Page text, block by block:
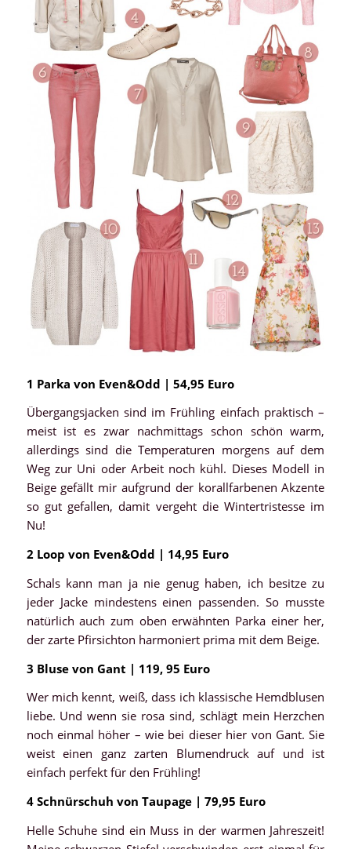
1 Parka von Even&Odd | 54,95 Euro
Übergangsjacken sind im Frühling einfach praktisch –
meist ist es zwar nachmittags schon schön warm,
allerdings sind die Temperaturen morgens auf dem
Weg zur Uni oder Arbeit noch kühl. Dieses Modell in
Beige gefällt mir aufgrund der korallfarbenen Akzente
so gut gefallen, damit vergeht die Wintertristesse im
Nu!
2 Loop von Even&Odd | 14,95 Euro
Schals kann man ja nie genug haben, ich besitze zu
jeder Jacke mindestens einen passenden. So musste
natürlich auch zum oben erwähnten Parka einer her,
der zarte Pfirsichton harmoniert prima mit dem Beige.
3 Bluse von Gant | 119, 95 Euro
Wer mich kennt, weiß, dass ich klassische Hemdblusen
liebe. Und wenn sie rosa sind, schlägt mein Herzchen
noch einmal höher – wie bei dieser hier von Gant. Sie
weist einen ganz zarten Blumendruck auf und ist
einfach perfekt für den Frühling!
4 Schnürschuh von Taupage | 79,95 Euro
Helle Schuhe sind ein Muss in der warmen Jahreszeit!